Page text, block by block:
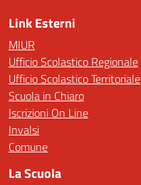
Link Esterni
MIUR
Ufficio Scolastico Regionale
Ufficio Scolastico Territoriale
Scuola in Chiaro
Iscrizioni On Line
Invalsi
Comune
La Scuola